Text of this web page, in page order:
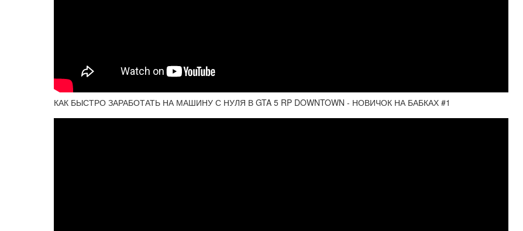
КАК БЫСТРО ЗАРАБОТАТЬ НА МАШИНУ С НУЛЯ В GTA 5 RP DOWNTOWN - НОВИЧОК НА БАБКАХ #1